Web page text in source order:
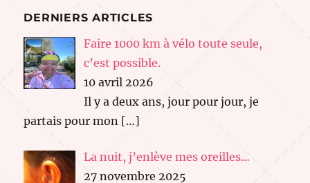
DERNIERS ARTICLES
Faire 1000 km à vélo toute seule,
c’est possible.
10 avril 2026
Il y a deux ans, jour pour jour, je
partais pour mon […]
La nuit, j’enlève mes oreilles…
27 novembre 2025